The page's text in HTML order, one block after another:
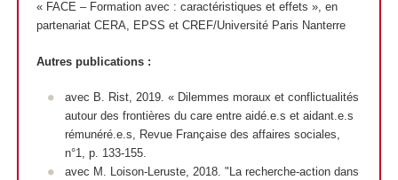
« FACE – Formation avec : caractéristiques et effets », en
partenariat CERA, EPSS et CREF/Université Paris Nanterre
Autres publications :
avec B. Rist, 2019. « Dilemmes moraux et conflictualités
autour des frontières du care entre aidé.e.s et aidant.e.s
rémunéré.e.s, Revue Française des affaires sociales,
n°1, p. 133-155.
avec M. Loison-Leruste, 2018. "La recherche-action dans